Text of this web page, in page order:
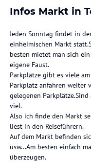
Infos Markt in
Jeden Sonntag findet in
einheimischen Markt
besten mietet man sich
eigene Faust.
Parkplätze gibt es viele
Parkplatz anfahren weiter
gelegenen
viel.
Also ich finde den Markt
liest in den Reiseführern.
Auf dem Markt befinden
usw...Am besten einfach
überzeugen.